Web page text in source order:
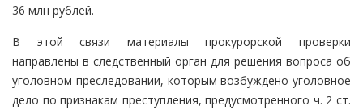
36 млн рублей.
В этой связи материалы прокурорской проверки
направлены в следственный орган для решения вопроса об
уголовном преследовании, которым возбуждено уголовное
дело по признакам преступления, предусмотренного ч. 2 ст.